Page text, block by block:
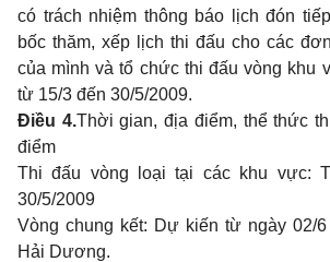
có trách nhiệm thông báo lịch đón
bốc thăm, xếp lịch thi đấu cho các
của mình và tổ chức thi đấu vòng khu
từ 15/3 đến 30/5/2009.
Điều 4.Thời gian, địa điểm, thể thức
điểm
Thi đấu vòng loại tại các khu vực:
30/5/2009
Vòng chung kết: Dự kiến từ ngày 02/
Hải Dương.